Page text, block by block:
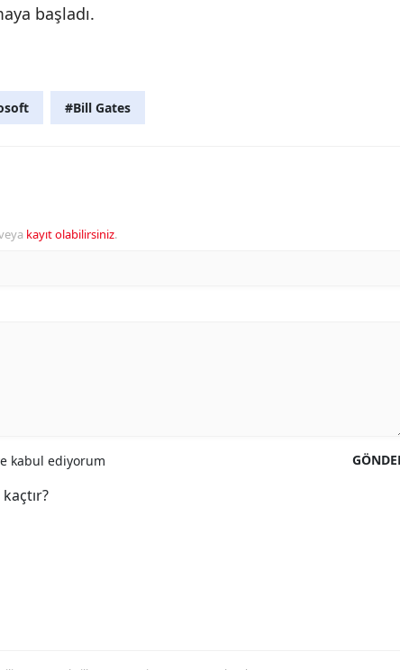
başladı.
#Bill Gates
kayıt olabilirsiniz.
kabul ediyorum